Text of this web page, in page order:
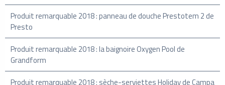
Produit remarquable 2018 : panneau de douche Prestotem 2 de
Presto
Produit remarquable 2018 : la baignoire Oxygen Pool de
Grandform
Produit remarquable 2018 : sèche-serviettes Holiday de Campa